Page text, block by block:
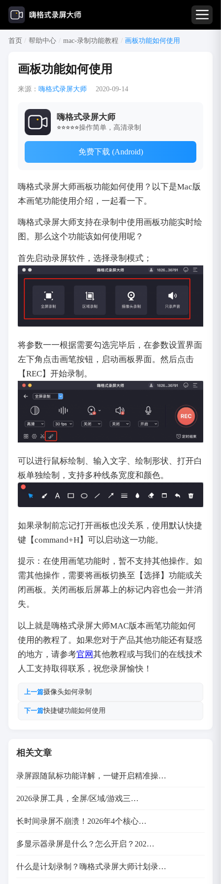
首页 / 帮助中心 / mac-录制功能教程 / 画板功能如何使用
画板功能如何使用
来源： 嗨格式录屏大师 2020-09-14
嗨格式录屏大师
⭐⭐⭐⭐⭐操作简单，高清录制
免费下载 (Android)
嗨格式录屏大师画板功能如何使用？以下是Mac版
本画笔功能使用介绍，一起看一下。
嗨格式录屏大师支持在录制中使用画板功能实时绘
图。那么这个功能该如何使用呢？
首先启动录屏软件，选择录制模式；
将参数一一根据需要勾选完毕后，在参数设置界面
左下角点击画笔按钮，启动画板界面。然后点击
【REC】开始录制。
可以进行鼠标绘制、输入文字、绘制形状、打开白
板单独绘制，支持多种线条宽度和颜色。
如果录制前忘记打开画板也没关系，使用默认快捷
键【command+H】可以启动这一功能。
提示：在使用画笔功能时，暂不支持其他操作。如
需其他操作，需要将画板切换至【选择】功能或关
闭画板。关闭画板后屏幕上的标记内容也会一并消
失。
以上就是嗨格式录屏大师MAC版本画笔功能如何
使用的教程了。如果您对于产品其他功能还有疑惑
的地方，请参考官网其他教程或与我们的在线技术
人工支持取得联系，祝您录屏愉快！
上一篇摄像头如何录制
下一篇快捷键功能如何使用
相关文章
录屏跟随鼠标功能详解，一键开启精准操…
2026录屏工具，全屏/区域/游戏三…
长时间录屏不崩溃！2026年4个核心…
多显示器录屏是什么？怎么开启？202…
什么是计划录制？嗨格式录屏大师计划录…